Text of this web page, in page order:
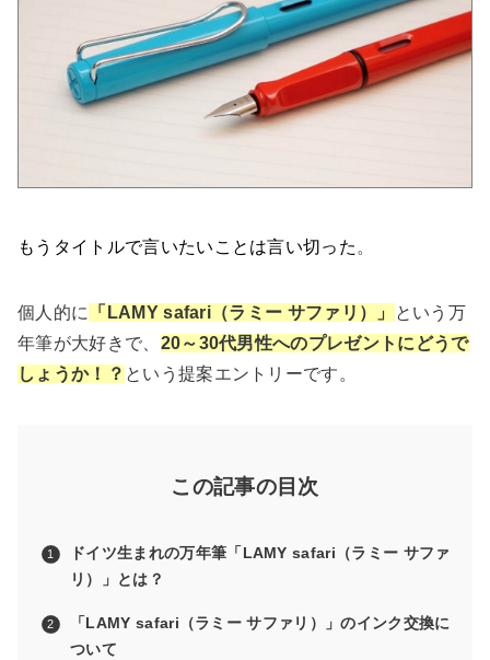
もうタイトルで言いたいことは言い切った 。
個人的に 「LAMY safari（ラミー サファリ）」
という万
年筆が大好きで、 20～30代男性へのプレゼントにどうで
しょうか！？ という提案エントリーです。
この記事の目次
ドイツ生まれの万年筆「LAMY safari（ラミー サファ
リ）」とは？
「LAMY safari（ラミー サファリ）」のインク交換に
ついて